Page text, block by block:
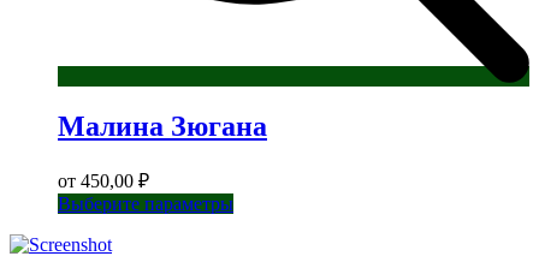
Малина Зюгана
от 450,00 ₽
Выберите параметрыЭтот